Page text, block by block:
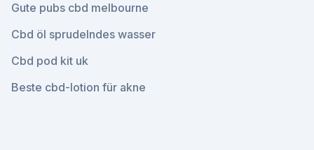
Gute pubs cbd melbourne
Cbd öl sprudelndes wasser
Cbd pod kit uk
Beste cbd-lotion für akne